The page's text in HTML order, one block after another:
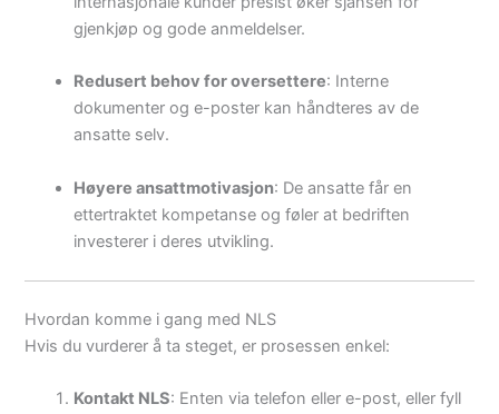
gjenkjøp og gode anmeldelser.
Redusert behov for oversettere: Interne
dokumenter og e-poster kan håndteres av de
ansatte selv.
Høyere ansattmotivasjon: De ansatte får en
ettertraktet kompetanse og føler at bedriften
investerer i deres utvikling.
Hvordan komme i gang med NLS
Hvis du vurderer å ta steget, er prosessen enkel:
Kontakt NLS: Enten via telefon eller e-post, eller fyll